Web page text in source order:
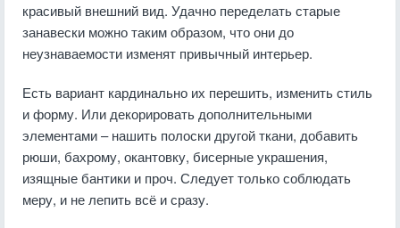
красивый внешний вид. Удачно переделать старые
занавески можно таким образом, что они до
неузнаваемости изменят привычный интерьер.
Есть вариант кардинально их перешить, изменить стиль
и форму. Или декорировать дополнительными
элементами – нашить полоски другой ткани, добавить
рюши, бахрому, окантовку, бисерные украшения,
изящные бантики и проч. Следует только соблюдать
меру, и не лепить всё и сразу.